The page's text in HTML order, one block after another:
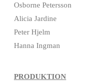
Osborne Petersson
Alicia Jardine
Peter Hjelm
Hanna Ingman
PRODUKTION